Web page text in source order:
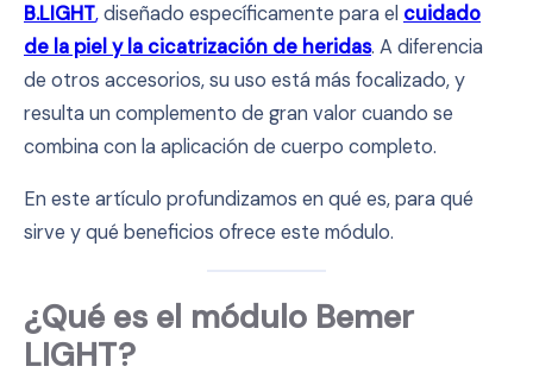
B.LIGHT,diseñado específicamente para el cuidado
de la piel y la cicatrización de heridas. A diferencia
de otros accesorios, su uso está más focalizado, y
resulta un complemento de gran valor cuando se
combina con la aplicación de cuerpo completo.
En este artículo profundizamos en qué es, para qué
sirve y qué beneficios ofrece este módulo.
¿Qué es el módulo Bemer
LIGHT?